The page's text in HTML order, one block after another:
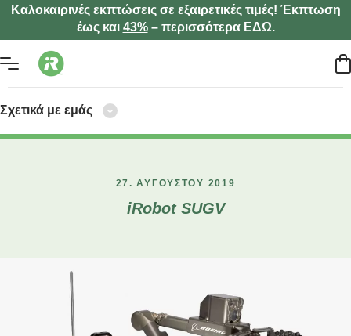
Καλοκαιρινές εκπτώσεις σε εξαιρετικές τιμές! Έκπτωση
έως και 43%– περισσότερα ΕΔΩ.
Σχετικά με εμάς
27. ΑΥΓΟΎΣΤΟΥ 2019
iRobot SUGV